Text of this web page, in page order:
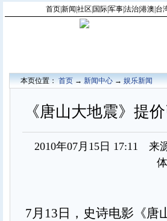
首页|新闻 社区 国际|军事|法治|港澳 台
本页位置：首页→新闻中心→娱乐新闻
《唐山大地震》提
2010年07月15日 17:11 来
7月13日，史诗电影《唐